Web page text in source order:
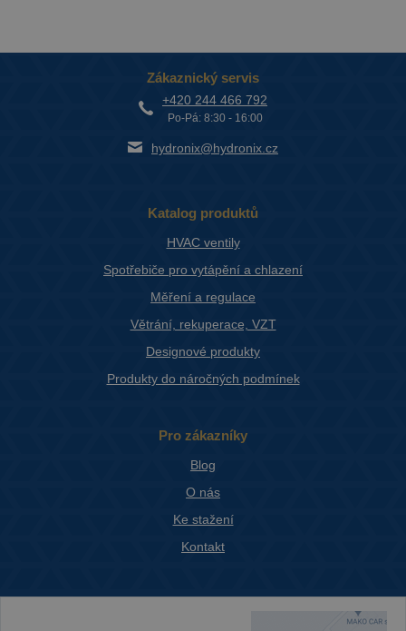
Zákaznický servis
+420 244 466 792
Po-Pá: 8:30 - 16:00
hydronix@hydronix.cz
Katalog produktů
HVAC ventily
Spotřebiče pro vytápění a chlazení
Měření a regulace
Větrání, rekuperace, VZT
Designové produkty
Produkty do náročných podmínek
Pro zákazníky
Blog
O nás
Ke stažení
Kontakt